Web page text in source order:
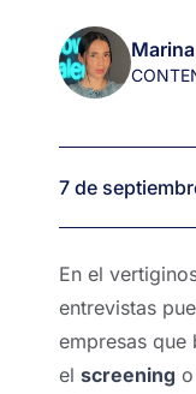
cómo
utilizarlo
de
efectiva
7 de
En el
entrevistas
empresas que
el screening